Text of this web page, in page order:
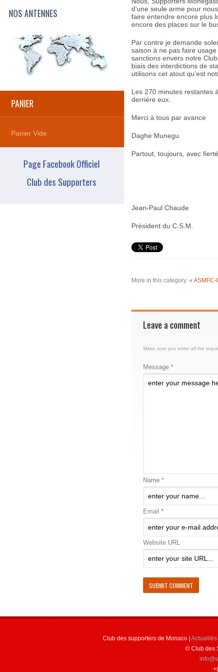
NOS ANTENNES
PANIER
Panier Vide
Page Facebook Officiel
Club des Supporters
d’une seule arme pour
faire entendre encore plus
encore des places sur le
Par contre je demande
saison à ne pas faire
sanctions envers notre
biais des interdictions de
utilisons cet atout qu’est
Les 270 minutes restantes
derrière eux.
Merci à tous par avance
Daghe Munegu.
Partout, toujours, avec
Jean-Paul Chaude
Président du C.S.M.
More in this category: « ASMFC-
Leave a comment
Make sure you enter all the
Message *
Name *
Email *
Website URL
Club des supporters de Monaco |Actualités
© Club des